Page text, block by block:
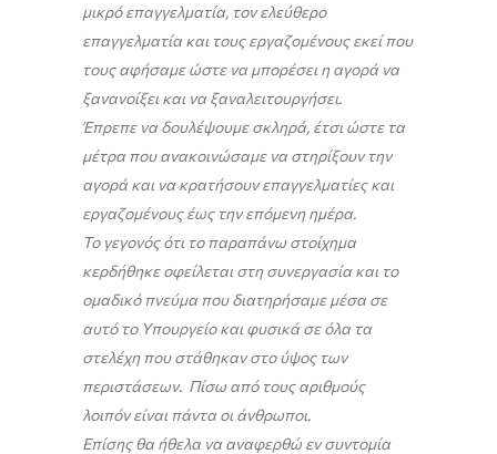
μικρό επαγγελματία, τον ελεύθερο
επαγγελματία και τους εργαζομένους εκεί που
τους αφήσαμε ώστε να μπορέσει η αγορά να
ξανανοίξει και να ξαναλειτουργήσει.
Έπρεπε να δουλέψουμε σκληρά, έτσι ώστε τα
μέτρα που ανακοινώσαμε να στηρίξουν την
αγορά και να κρατήσουν επαγγελματίες και
εργαζομένους έως την επόμενη ημέρα.
Το γεγονός ότι το παραπάνω στοίχημα
κερδήθηκε οφείλεται στη συνεργασία και το
ομαδικό πνεύμα που διατηρήσαμε μέσα σε
αυτό το Υπουργείο και φυσικά σε όλα τα
στελέχη που στάθηκαν στο ύψος των
περιστάσεων. Πίσω από τους αριθμούς
λοιπόν είναι πάντα οι άνθρωποι.
Επίσης θα ήθελα να αναφερθώ εν συντομία